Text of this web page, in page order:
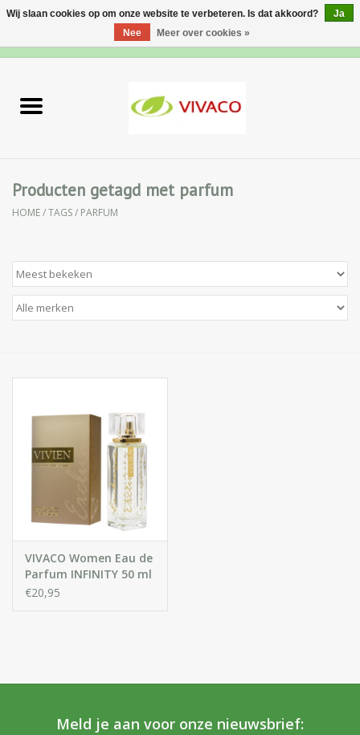
Lichaamsverzorging
Specialiteiten
Natuurlijke Kruiden
Apotheek
Effecten
Parfum
Gift sets
Producten getagd met parfum
HOME/TAGS/ PARFUM
VIVACO Women Eau de
Parfum INFINITY 50 ml
€20,95
Meld je aan voor onze nieuwsbrief:
Wij slaan cookies op om onze website te verbeteren. Is dat akkoord?
Ja
Nee
Meer over cookies »